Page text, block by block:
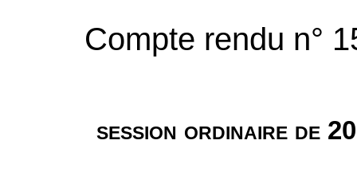
Compte rendu n°
session ordinaire de